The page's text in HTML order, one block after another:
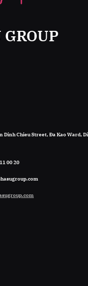
Dinh Chieu Street, Đa Kao Ward,
00 20